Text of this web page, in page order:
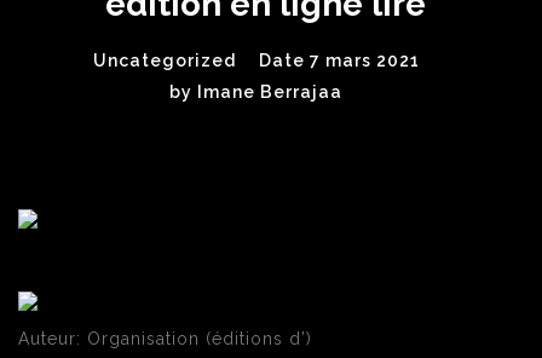
Uncategorized
Date 7 mars 2021
by
Imane Berrajaa
Auteur: Organisation (éditions d’)